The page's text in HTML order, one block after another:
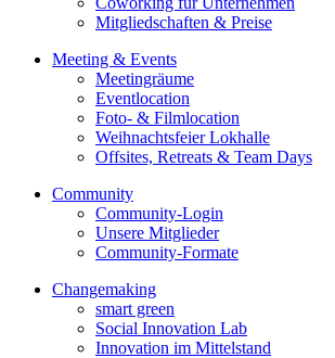
Mitgliedschaften & Preise
Meeting & Events
Meetingräume
Eventlocation
Foto- & Filmlocation
Weihnachtsfeier Lokhalle
Offsites, Retreats & Team Days
Community
Community-Login
Unsere Mitglieder
Community-Formate
Changemaking
smart green
Social Innovation Lab
Innovation im Mittelstand